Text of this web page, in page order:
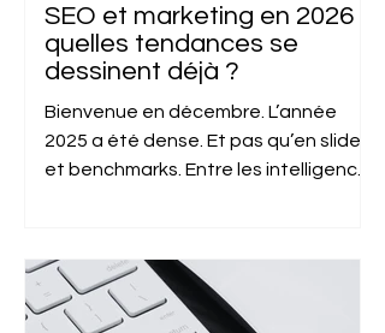
SEO et marketing en 2026 :
quelles tendances se
dessinent déjà ?
Bienvenue en décembre. L’année
2025 a été dense. Et pas qu’en slides
et benchmarks. Entre les intelligences